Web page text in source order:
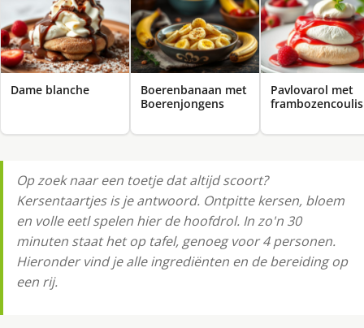
Dame blanche
Boerenbanaan met
Boerenjongens
Pavlovarol met
frambozencoulis
Op zoek naar een toetje dat altijd scoort?
Kersentaartjes is je antwoord. Ontpitte kersen, bloem
en volle eetl spelen hier de hoofdrol. In zo'n 30
minuten staat het op tafel, genoeg voor 4 personen.
Hieronder vind je alle ingrediënten en de bereiding op
een rij.